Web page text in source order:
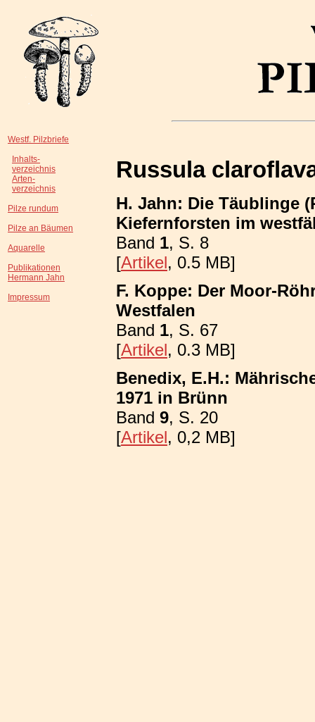
Westf. Pilzbriefe
Inhalts-
verzeichnis
Arten-
verzeichnis
Pilze rundum
Pilze an Bäumen
Aquarelle
Publikationen
Hermann Jahn
Impressum
Russula
H. Jahn: Die Täublinge
Kiefernforsten im
Band 1, S. 8
[Artikel, 0.5 MB]
F. Koppe: Der Moor-
Westfalen
Band 1, S. 67
[Artikel, 0.3 MB]
Benedix, E.H.:
1971 in Brünn
Band 9, S. 20
[Artikel, 0,2 MB]